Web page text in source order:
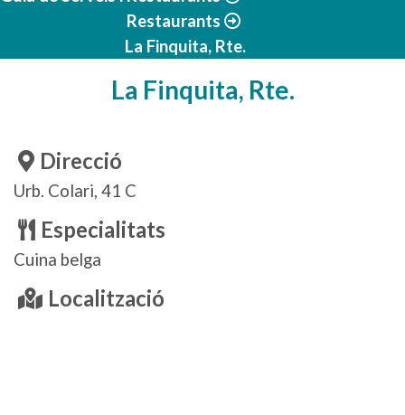
Restaurants
La Finquita, Rte.
La Finquita, Rte.
Direcció
Urb. Colari, 41 C
Especialitats
Cuina belga
Localització